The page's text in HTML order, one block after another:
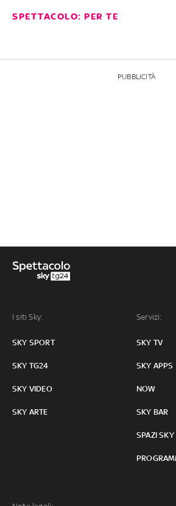
SPETTACOLO: PER TE
PUBBLICITÀ
I siti Sky:
SKY SPORT
SKY TG24
SKY VIDEO
SKY ARTE
Servizi:
SKY TV
SKY APPS
NOW
SKY BAR
SPAZI SKY